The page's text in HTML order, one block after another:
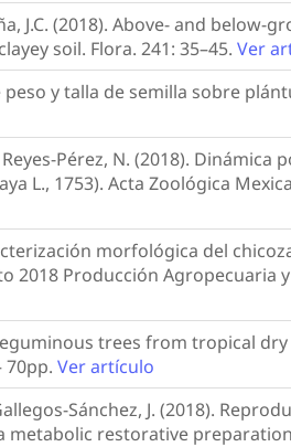
J.C. (2018). Above- and below-
soil. Flora. 241: 35–45.Ver
peso y talla de semilla sobre
Pérez, N. (2018). Dinámica
L., 1753). Acta Zoológica
morfológica del
2018 Producción Agropecuaria
Leguminous trees from tropical
70pp.Ver artículo
Sánchez, J. (2018).
restorative